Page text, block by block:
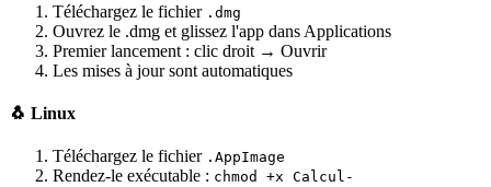
Téléchargez le fichier .dmg
Ouvrez le .dmg et glissez l'app dans Applications
Premier lancement : clic droit → Ouvrir
Les mises à jour sont automatiques
🐧 Linux
Téléchargez le fichier .AppImage
Rendez-le exécutable : chmod +x Calcul-